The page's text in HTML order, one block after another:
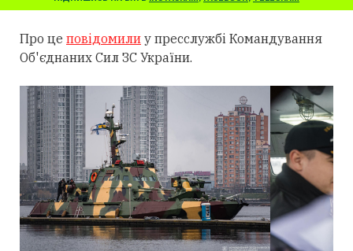
Про це повідомили у пресслужбі Командування
Об'єднаних Сил ЗС України.